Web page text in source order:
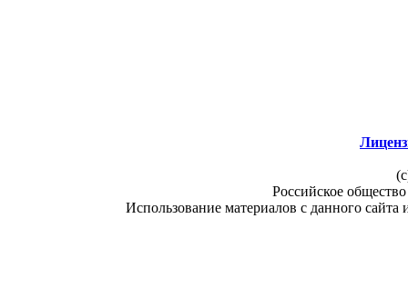
Российское
Использование материалов с данного